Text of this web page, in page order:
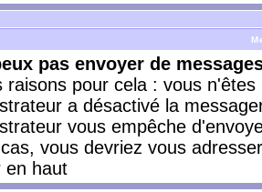
pas envoyer de
raisons pour cela : vous
a désactivé la
vous empêche
vous devriez vous
en haut